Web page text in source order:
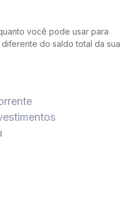
você pode usar para
do saldo total da sua